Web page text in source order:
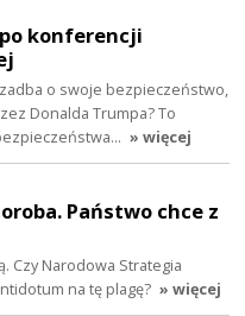
konferencji
o swoje bezpieczeństwo,
Donalda Trumpa? To
» więcej
Państwo chce z
Czy Narodowa Strategia
na tę plagę? » więcej